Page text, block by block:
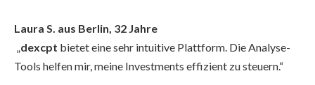
Laura S. aus Berlin, 32 Jahre
„dexcpt bietet eine sehr intuitive Plattform. Die Analyse-
Tools helfen mir, meine Investments effizient zu steuern.“